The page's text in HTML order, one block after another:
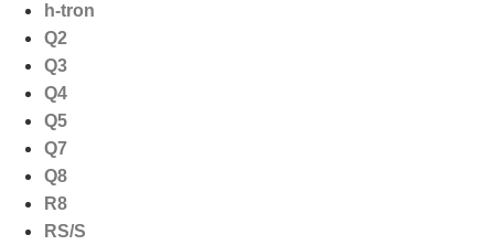
h-tron
Q2
Q3
Q4
Q5
Q7
Q8
R8
RS/S